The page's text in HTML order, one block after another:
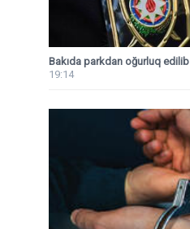
Bakıda parkdan oğurluq edilib
19:14